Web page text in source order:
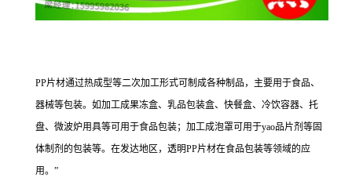
PP片材通过热成型等二次加工形式可制成各种制品，主要用于食品、
器械等包装。如加工成果冻盒、乳品包装盒、快餐盒、冷饮容器、托
盘、微波炉用具等可用于食品包装；加工成泡罩可用于yao品片剂等固
体制剂的包装等。在发达地区，透明PP片材在食品包装等领域的应
用。”